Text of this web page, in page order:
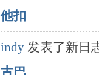
他扣
indy 发表了新日
古巴